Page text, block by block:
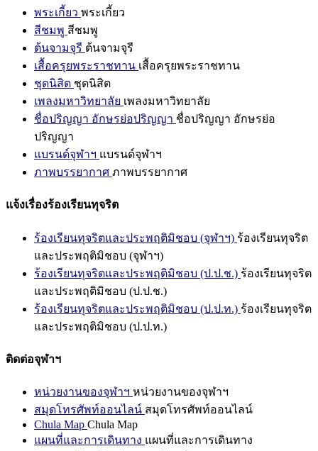
พระเกี้ยว พระเกี้ยว
สีชมพู สีชมพู
ต้นจามจุรี ต้นจามจุรี
เสื้อครุยพระราชทาน เสื้อครุยพระราชทาน
ชุดนิสิต ชุดนิสิต
เพลงมหาวิทยาลัย เพลงมหาวิทยาลัย
ชื่อปริญญา อักษรย่อปริญญา ชื่อปริญญา อักษรย่อ
ปริญญา
แบรนด์จุฬาฯ แบรนด์จุฬาฯ
ภาพบรรยากาศ ภาพบรรยากาศ
แจ้งเรื่องร้องเรียนทุจริต
ร้องเรียนทุจริตและประพฤติมิชอบ (จุฬาฯ) ร้องเรียนทุจริต
และประพฤติมิชอบ (จุฬาฯ)
ร้องเรียนทุจริตและประพฤติมิชอบ (ป.ป.ช.) ร้องเรียนทุจริต
และประพฤติมิชอบ (ป.ป.ช.)
ร้องเรียนทุจริตและประพฤติมิชอบ (ป.ป.ท.) ร้องเรียนทุจริต
และประพฤติมิชอบ (ป.ป.ท.)
ติดต่อจุฬาฯ
หน่วยงานของจุฬาฯ หน่วยงานของจุฬาฯ
สมุดโทรศัพท์ออนไลน์ สมุดโทรศัพท์ออนไลน์
Chula Map Chula Map
แผนที่และการเดินทาง แผนที่และการเดินทาง